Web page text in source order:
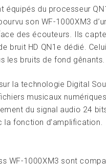
équipés du processeur
son WF-1000XM3
des écouteurs. Ils
bruit HD QN1e dédié.
les bruits de fond gênants.
la technologie Digital
musicaux
du signal audio 24
la fonction d’amplification.
WF-1000XM3 sont